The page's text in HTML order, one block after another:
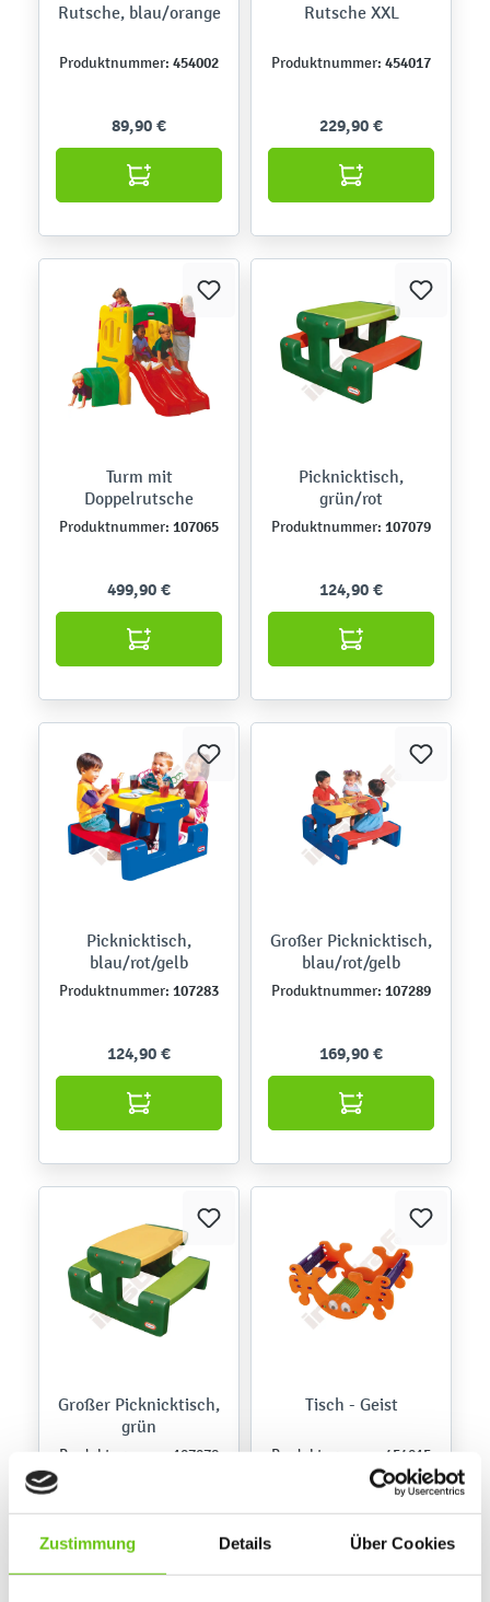
Zustimmung Details Über Cookies
Rutsche, blau/orange
Produktnummer: 454002
89,90 €
Rutsche XXL
Produktnummer: 454017
229,90 €
Turm mit
Doppelrutsche
Produktnummer: 107065
499,90 €
Picknicktisch,
grün/rot
Produktnummer: 107079
124,90 €
Picknicktisch,
blau/rot/gelb
Produktnummer: 107283
124,90 €
Großer Picknicktisch,
blau/rot/gelb
Produktnummer: 107289
169,90 €
Großer Picknicktisch,
grün
Produktnummer: 107078
169,90 €
Tisch - Geist
Produktnummer: 454015
209,90 €